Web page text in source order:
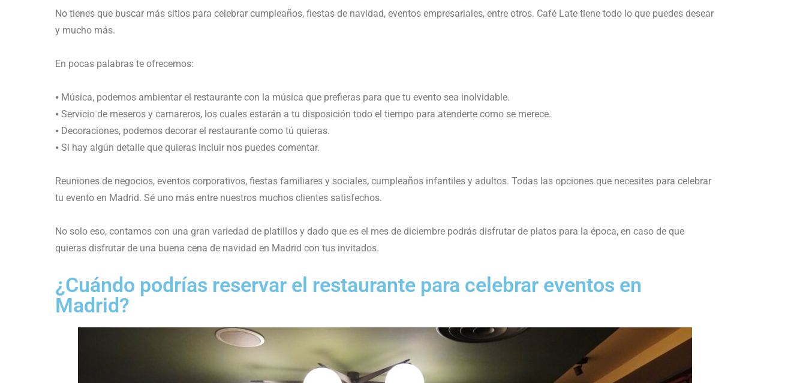
No tienes que buscar más sitios para celebrar cumpleaños, fiestas de navidad, eventos empresariales, entre otros. Café Late tiene todo lo que puedes desear
y mucho más.
En pocas palabras te ofrecemos:
⦁ Música, podemos ambientar el restaurante con la música que prefieras para que tu evento sea inolvidable.
⦁ Servicio de meseros y camareros, los cuales estarán a tu disposición todo el tiempo para atenderte como se merece.
⦁ Decoraciones, podemos decorar el restaurante como tú quieras.
⦁ Si hay algún detalle que quieras incluir nos puedes comentar.
Reuniones de negocios, eventos corporativos, fiestas familiares y sociales, cumpleaños infantiles y adultos. Todas las opciones que necesites para celebrar
tu evento en Madrid. Sé uno más entre nuestros muchos clientes satisfechos.
No solo eso, contamos con una gran variedad de platillos y dado que es el mes de diciembre podrás disfrutar de platos para la época, en caso de que
quieras disfrutar de una buena cena de navidad en Madrid con tus invitados.
¿Cuándo podrías reservar el restaurante para celebrar eventos en
Madrid?